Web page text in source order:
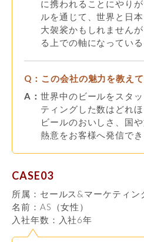
に携われることにやり
ルを通じて、世界と日
大袈裟かもしれません
る上での軸になっている
Q： この会社の魅力を教えて
A： 世界中のビールをスタ
ティングした数はどれ
ビールのおいしさ、国
熱意をお客様へ発信でき
CASE03
所属：セールス&マーケティン
名前：AS（女性）
入社年数：入社6年